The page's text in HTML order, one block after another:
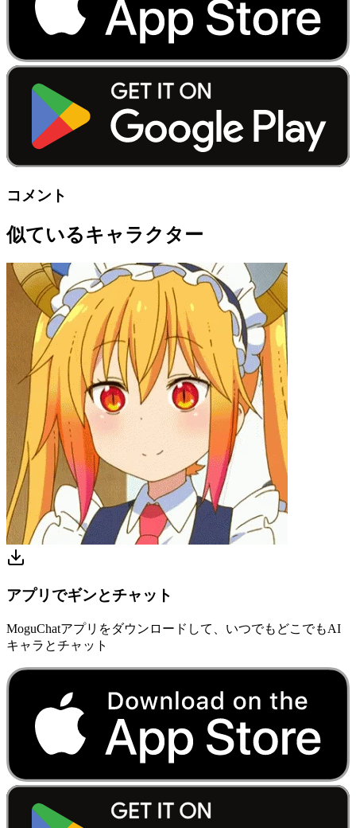
コメント
似ているキャラクター
アプリでギンとチャット
MoguChatアプリをダウンロードして、いつでもどこでもAI
キャラとチャット